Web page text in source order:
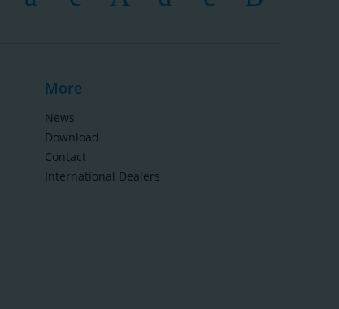
More
News
Download
Contact
International Dealers